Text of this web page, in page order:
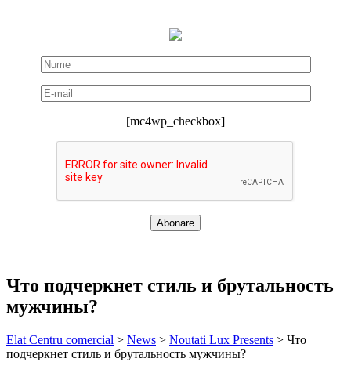
[mc4wp_checkbox]
Что подчеркнет стиль и брутальность
мужчины?
Elat Centru comercial > News > Noutati Lux Presents > Что
подчеркнет стиль и брутальность мужчины?